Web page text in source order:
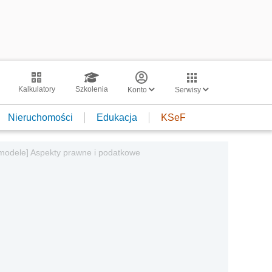
Kalkulatory Szkolenia Konto Serwisy
Nieruchomości Edukacja KSeF
Aspekty prawne i podatkowe